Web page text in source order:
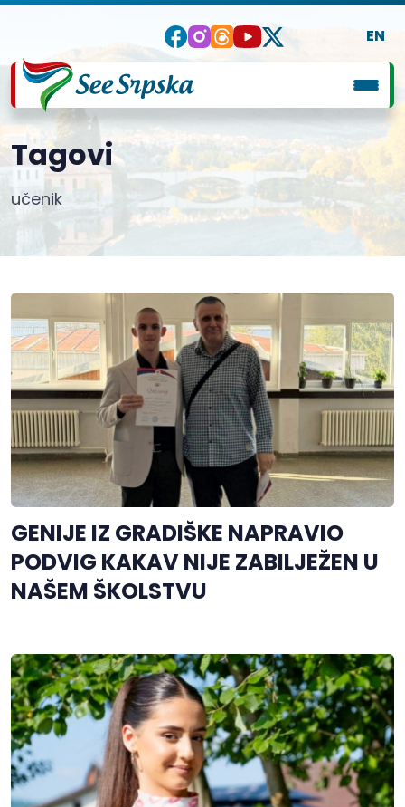
EN
Tagovi
učenik
GENIJE IZ GRADIŠKE NAPRAVIO
PODVIG KAKAV NIJE ZABILJEŽEN U
NAŠEM ŠKOLSTVU